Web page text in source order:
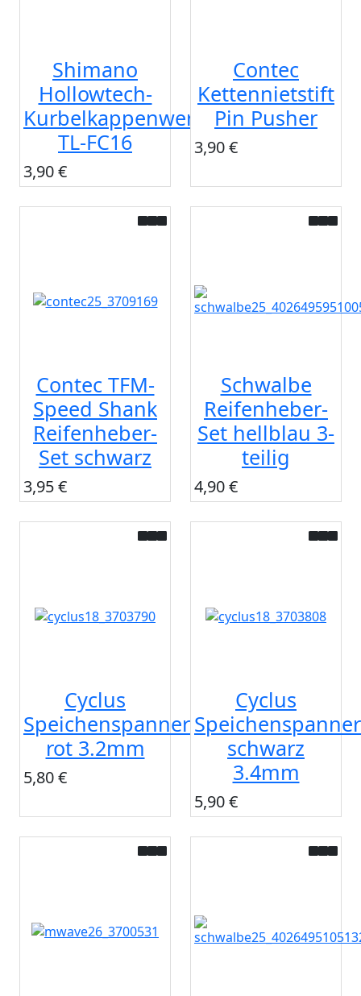
Shimano
Hollowtech-
Kurbelkappenwerkzeug
TL-FC16
3,90 €
Contec
Kettennietstift
Pin Pusher
3,90 €
Contec TFM-
Speed Shank
Reifenheber-
Set schwarz
3,95 €
Schwalbe
Reifenheber-
Set hellblau 3-
teilig
4,90 €
Cyclus
Speichenspanner
rot 3.2mm
5,80 €
Cyclus
Speichenspanner
schwarz
3.4mm
5,90 €